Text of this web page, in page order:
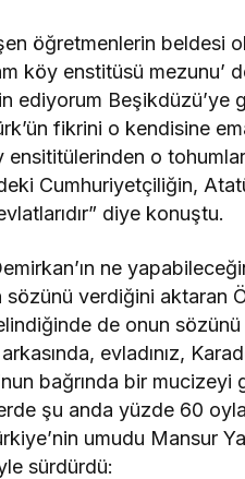
öğretmenlerin beldesi
köy enstitüsü mezunu’
ediyorum Beşikdüzü’ye
fikrini o kendisine
o
Cumhuriyetçiliğin,
diye konuştu.
ne
sözünü verdiğini aktaran
de onun
evladınız,
bağrında bir
şu anda yüzde 60
umudu Mansur
sürdürdü: